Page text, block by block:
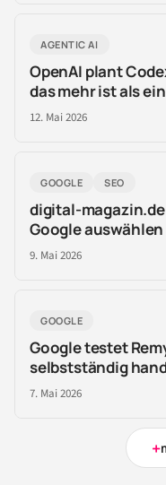
AGENTIC AI
OpenAI plant
das mehr ist als
12. Mai 2026
GOOGLE SEO
digital-
Google auswählen
9. Mai 2026
GOOGLE
Google testet
selbstständig
7. Mai 2026
+